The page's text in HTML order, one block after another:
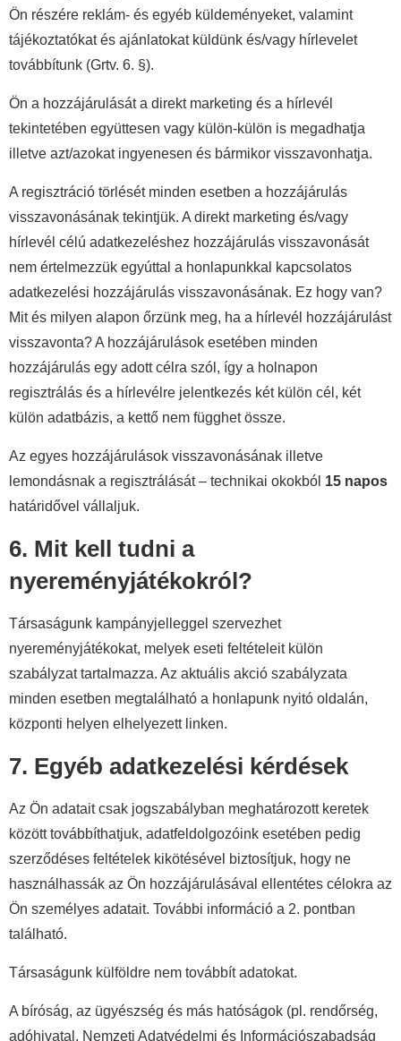
Ön részére reklám- és egyéb küldeményeket, valamint
tájékoztatókat és ajánlatokat küldünk és/vagy hírlevelet
továbbítunk (Grtv. 6. §).
Ön a hozzájárulását a direkt marketing és a hírlevél
tekintetében együttesen vagy külön-külön is megadhatja
illetve azt/azokat ingyenesen és bármikor visszavonhatja.
A regisztráció törlését minden esetben a hozzájárulás
visszavonásának tekintjük. A direkt marketing és/vagy
hírlevél célú adatkezeléshez hozzájárulás visszavonását
nem értelmezzük egyúttal a honlapunkkal kapcsolatos
adatkezelési hozzájárulás visszavonásának. Ez hogy van?
Mit és milyen alapon őrzünk meg, ha a hírlevél hozzájárulást
visszavonta? A hozzájárulások esetében minden
hozzájárulás egy adott célra szól, így a holnapon
regisztrálás és a hírlevélre jelentkezés két külön cél, két
külön adatbázis, a kettő nem függhet össze.
Az egyes hozzájárulások visszavonásának illetve
lemondásnak a regisztrálását – technikai okokból 15 napos
határidővel vállaljuk.
6. Mit kell tudni a
nyereményjátékokról?
Társaságunk kampányjelleggel szervezhet
nyereményjátékokat, melyek eseti feltételeit külön
szabályzat tartalmazza. Az aktuális akció szabályzata
minden esetben megtalálható a honlapunk nyitó oldalán,
központi helyen elhelyezett linken.
7. Egyéb adatkezelési kérdések
Az Ön adatait csak jogszabályban meghatározott keretek
között továbbíthatjuk, adatfeldolgozóink esetében pedig
szerződéses feltételek kikötésével biztosítjuk, hogy ne
használhassák az Ön hozzájárulásával ellentétes célokra az
Ön személyes adatait. További információ a 2. pontban
található.
Társaságunk külföldre nem továbbít adatokat.
A bíróság, az ügyészség és más hatóságok (pl. rendőrség,
adóhivatal, Nemzeti Adatvédelmi és Információszabadság